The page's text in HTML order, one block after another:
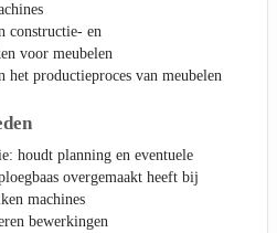
constructie- en
voor meubelen
het productieproces van meubelen
houdt planning en eventuele
overgemaakt heeft bij
machines
bewerkingen